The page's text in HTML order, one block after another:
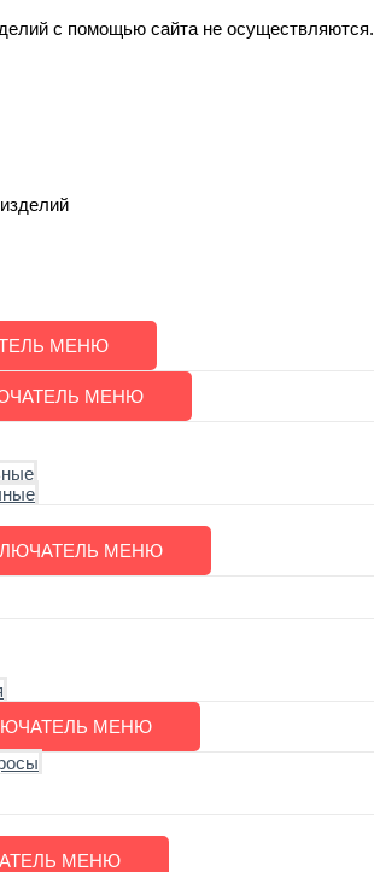
с помощью сайта не осуществляются.
МЕНЮ
МЕНЮ
МЕНЮ
МЕНЮ
МЕНЮ